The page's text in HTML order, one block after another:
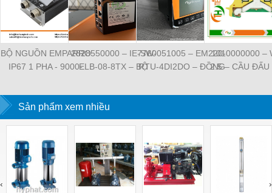
BỘ NGUỒN EMPARRO
IP67 1 PHA - 9000-
EMPARRO IP67
POWER SUPPLY 1-
PHASE
2828550000 – IE-SW-
ELB-08-8TX – BỘ
RJ45 – WEIDMULLER
7760051005 – EM220-
RTU-4DI2DO – ĐỒNG
ĐO ĐIỆN ÁP –
1010000000 –
2.5 – CẦU ĐẤU
Sản phẩm xem nhiều
‹ ›